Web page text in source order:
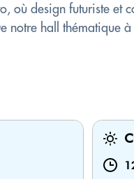
où design futuriste et
notre hall thématique